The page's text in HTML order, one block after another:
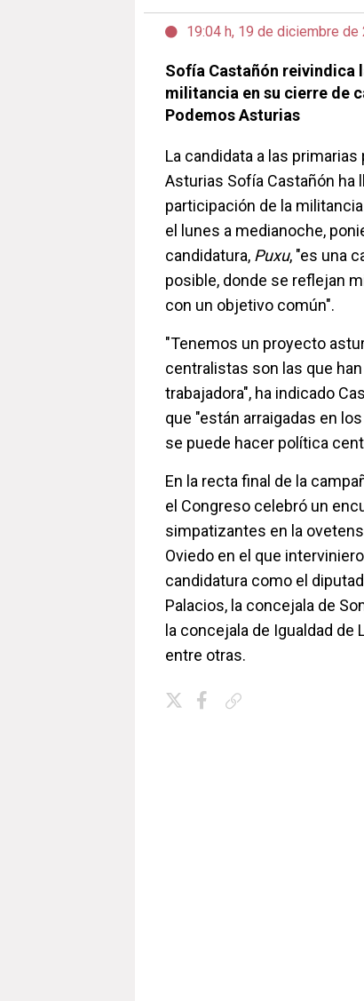
19:04 h, 19 de diciembre de
Sofía Castañón reivindica
militancia en su cierre de
Podemos Asturias
La candidata a las
Asturias Sofía Castañón ha
participación de la
el lunes a medianoche,
candidatura, Puxu, "es una
posible, donde se reflejan
con un objetivo común".
"Tenemos un proyecto
centralistas son las que
trabajadora", ha indicado
que "están arraigadas en
se puede hacer política
En la recta final de la
el Congreso celebró un
simpatizantes en la
Oviedo en el que
candidatura como el
Palacios, la concejala de
la concejala de Igualdad de
entre otras.